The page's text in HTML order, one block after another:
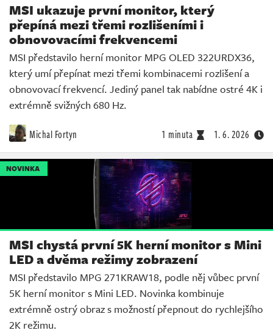
MSI ukazuje první monitor, který
přepíná mezi třemi rozlišeními i
obnovovacími frekvencemi
MSI představilo herní monitor MPG OLED 322URDX36,
který umí přepínat mezi třemi kombinacemi rozlišení a
obnovovací frekvencí. Jediný panel tak nabídne ostré 4K i
extrémně svižných 680 Hz.
Michal Fortyn 1 minuta 1. 6. 2026
NOVINKA
MSI chystá první 5K herní monitor s Mini
LED a dvěma režimy zobrazení
MSI představilo MPG 271KRAW18, podle něj vůbec první
5K herní monitor s Mini LED. Novinka kombinuje
extrémně ostrý obraz s možností přepnout do rychlejšího
2K režimu.